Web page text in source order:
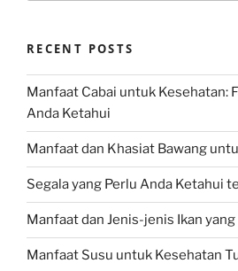
RECENT POSTS
Manfaat Cabai untuk Kesehatan:
Anda Ketahui
Manfaat dan Khasiat Bawang
Segala yang Perlu Anda Ketahui
Manfaat dan Jenis-jenis Ikan
Manfaat Susu untuk Kesehatan